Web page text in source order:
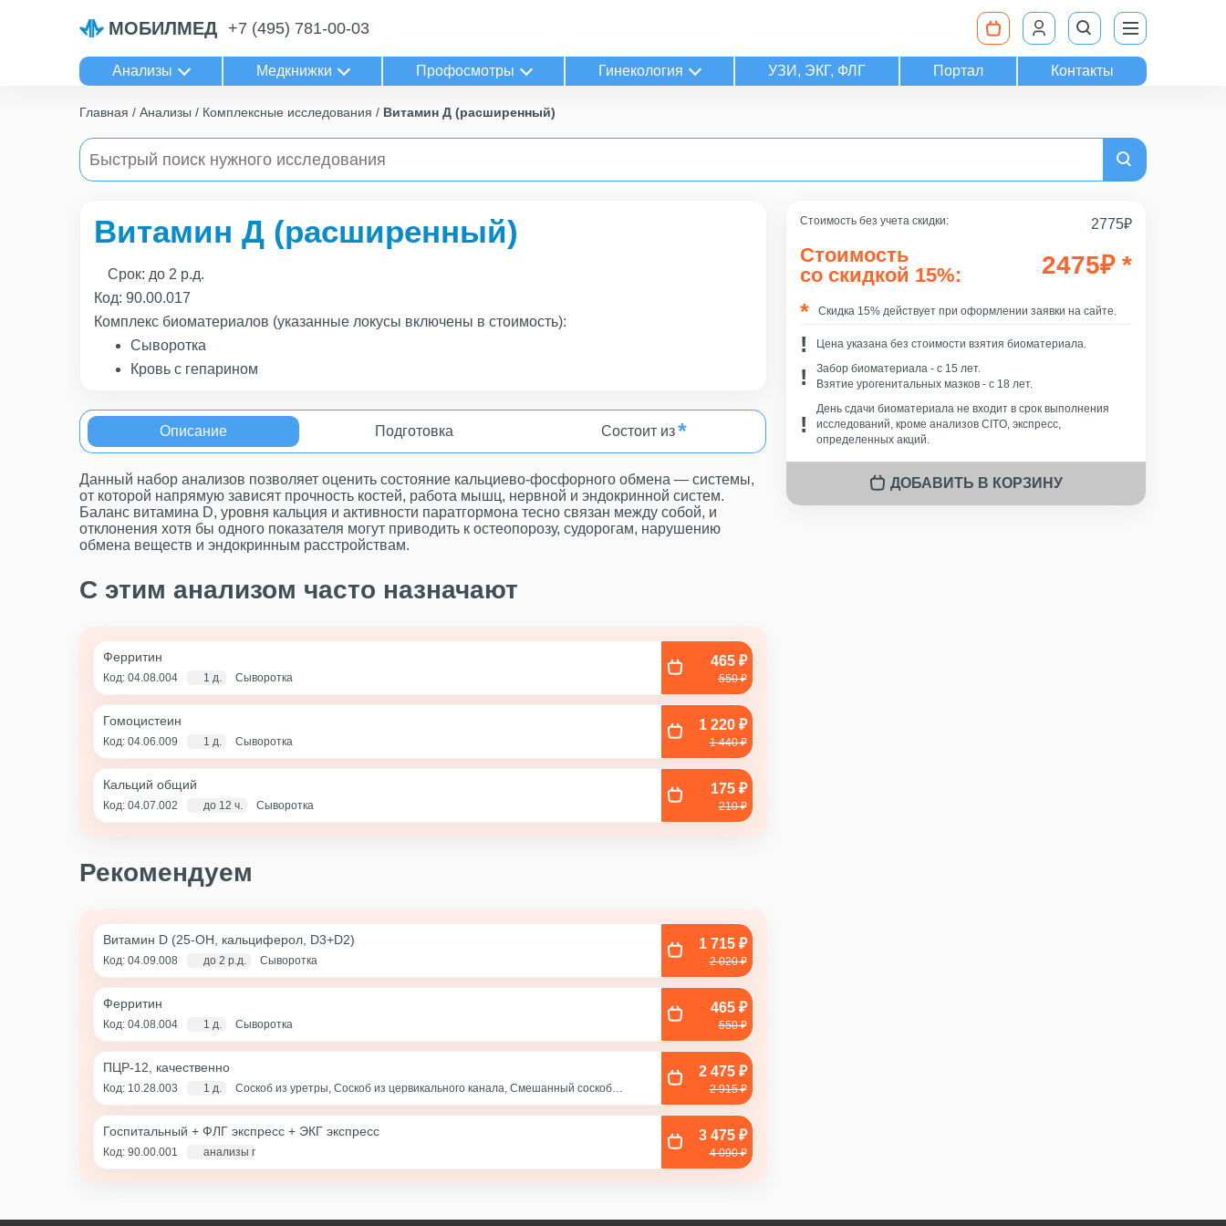
МОБИЛМЕД +7 (495) 781-00-03
Анализы Медкнижки Профосмотры Гинекология УЗИ, ЭКГ, ФЛГ Портал Контакты
Главная Анализы Комплексные исследования Витамин Д (расширенный)
Стоимость без учета скидки: 2775₽
Стоимость
со скидкой 15%:
2475₽ *
Скидка 15% действует при оформлении заявки на сайте.
Цена указана без стоимости взятия биоматериала.
Забор биоматериала - c 15 лет.
Взятие урогенитальных мазков - с 18 лет.
День сдачи биоматериала не входит в срок выполнения
исследований, кроме анализов CITO, экспресс,
определенных акций.
ДОБАВИТЬ В КОРЗИНУ
Витамин Д (расширенный)
Срок: до 2 р.д.
Код: 90.00.017
Комплекс биоматериалов (указанные локусы включены в стоимость):
Сыворотка
Кровь с гепарином
Описание Подготовка Состоит из*
Данный набор анализов позволяет оценить состояние кальциево-фосфорного обмена — системы,
от которой напрямую зависят прочность костей, работа мышц, нервной и эндокринной систем.
Баланс витамина D, уровня кальция и активности паратгормона тесно связан между собой, и
отклонения хотя бы одного показателя могут приводить к остеопорозу, судорогам, нарушению
обмена веществ и эндокринным расстройствам.
С этим анализом часто назначают
Ферритин
Код: 04.08.004 1 д. Сыворотка
465 ₽
550 ₽
Гомоцистеин
Код: 04.06.009 1 д. Сыворотка
1 220 ₽
1 440 ₽
Кальций общий
Код: 04.07.002 до 12 ч. Сыворотка
175 ₽
210 ₽
Рекомендуем
Витамин D (25-OH, кальциферол, D3+D2)
Код: 04.09.008 до 2 р.д. Сыворотка
1 715 ₽
2 020 ₽
Ферритин
Код: 04.08.004 1 д. Сыворотка
465 ₽
550 ₽
ПЦР-12, качественно
Код: 10.28.003 1 д.
Соскоб из уретры, Соскоб из цервикального канала, Смешанный соскоб
2 475 ₽
2 915 ₽
Госпитальный + ФЛГ экспресс + ЭКГ экспресс
Код: 90.00.001 анализы по крови - 1 д., экг и флг - 1 час
3 475 ₽
4 090 ₽